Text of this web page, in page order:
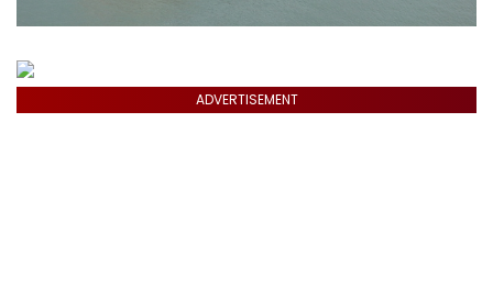
ADVERTISEMENT